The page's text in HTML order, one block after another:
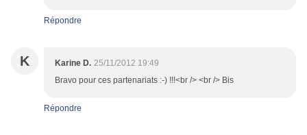
Répondre
K Karine D. 25/11/2012 19:49
Bravo pour ces partenariats :-) !!!<br /> <br /> Bis
Répondre